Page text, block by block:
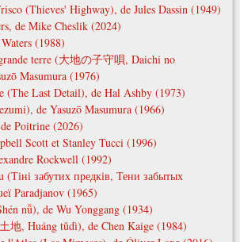
(Thieves' Highway), de Jules Dassin (1949)
de Mike Cheslik (2024)
(1988)
terre (大地の子守唄, Daichi no
Masumura (1976)
(The Last Detail), de Hal Ashby (1973)
de Yasuzō Masumura (1966)
Poitrine (2026)
Scott et Stanley Tucci (1996)
Rockwell (1992)
(Тіні забутих предків, Тени забытых
Paradjanov (1965)
nǚ), de Wu Yonggang (1934)
地, Huáng tǔdì), de Chen Kaige (1984)